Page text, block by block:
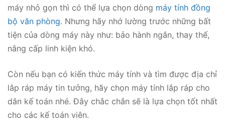
máy nhỏ gọn thì có thể lựa chọn dòng máy tính đồng
bộ văn phòng. Nhưng hãy nhớ lường trước những bất
tiện của dòng máy này như: bảo hành ngắn, thay thế,
nâng cấp linh kiện khó.
Còn nếu bạn có kiến thức máy tính và tìm được địa chỉ
lắp ráp máy tin tưởng, hãy chọn máy tính lắp ráp cho
dân kế toán nhé. Đây chắc chắn sẽ là lựa chọn tốt nhất
cho các kế toán viên.